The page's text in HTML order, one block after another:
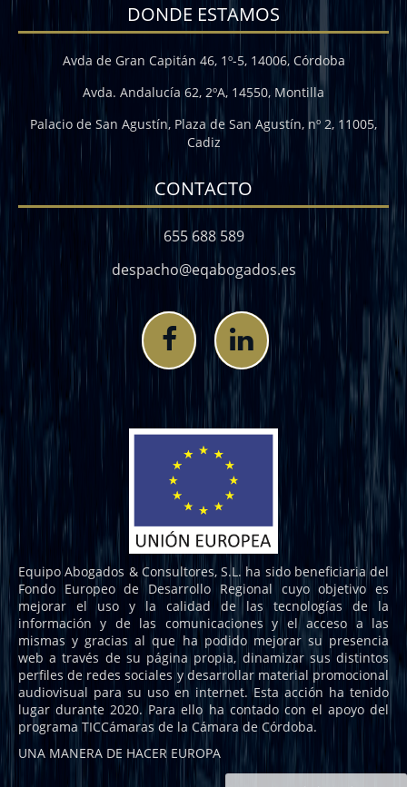
DONDE ESTAMOS
Avda de Gran Capitán 46, 1º-5, 14006, Córdoba
Avda. Andalucía 62, 2ºA, 14550, Montilla
Palacio de San Agustín, Plaza de San Agustín, nº 2, 11005,
Cadiz
CONTACTO
655 688 589
despacho@eqabogados.es
Equipo Abogados & Consultores, S.L. ha sido beneficiaria del
Fondo Europeo de Desarrollo Regional cuyo objetivo es
mejorar el uso y la calidad de las tecnologías de la
información y de las comunicaciones y el acceso a las
mismas y gracias al que ha podido mejorar su presencia
web a través de su página propia, dinamizar sus distintos
perfiles de redes sociales y desarrollar material promocional
audiovisual para su uso en internet. Esta acción ha tenido
lugar durante 2020. Para ello ha contado con el apoyo del
programa TICCámaras de la Cámara de Córdoba.
UNA MANERA DE HACER EUROPA